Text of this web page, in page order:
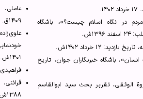
چالش مد و لباس»، 1386ش، ص136-140.
آن‌ها در سلامت روانی زن»، 1389ش.
او در اجتماع از منظر قرآن»، 1389ش.
در نگاه اسلام چیست؟»، باشگاه
۱۲ خرداد ۱۴۰۲ش.
باشگاه خبرنگاران جوان، تاریخ
الوثقی‏، تقریر بحث سید ابوالقاسم
عاملی،
۱۴۰۹ق.
۱۴۰۱ش.